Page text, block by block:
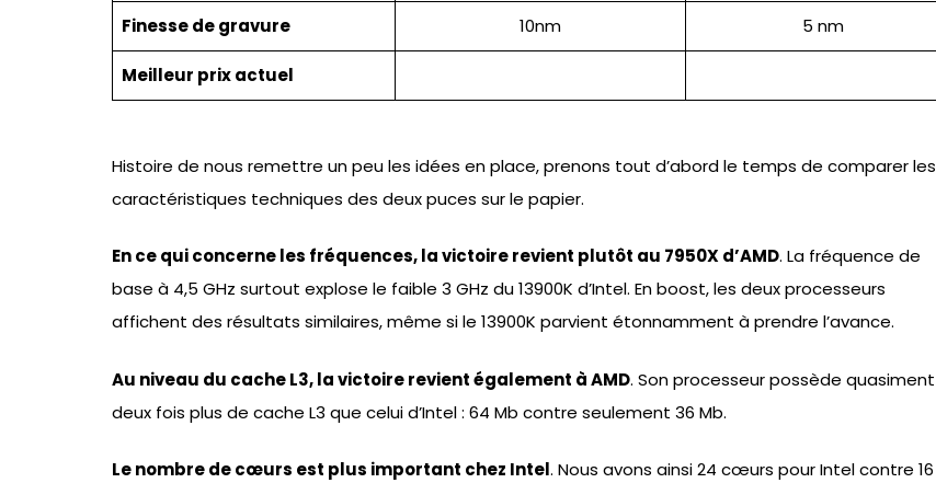
Finesse de gravure 10nm 5 nm
Meilleur prix actuel
Histoire de nous remettre un peu les idées en place, prenons tout d’abord le temps de comparer les
caractéristiques techniques des deux puces sur le papier.
En ce qui concerne les fréquences, la victoire revient plutôt au 7950X d’AMD. La fréquence de
base à 4,5 GHz surtout explose le faible 3 GHz du 13900K d’Intel. En boost, les deux processeurs
affichent des résultats similaires, même si le 13900K parvient étonnamment à prendre l’avance.
Au niveau du cache L3, la victoire revient également à AMD. Son processeur possède quasiment
deux fois plus de cache L3 que celui d’Intel : 64 Mb contre seulement 36 Mb.
Le nombre de cœurs est plus important chez Intel. Nous avons ainsi 24 cœurs pour Intel contre 16